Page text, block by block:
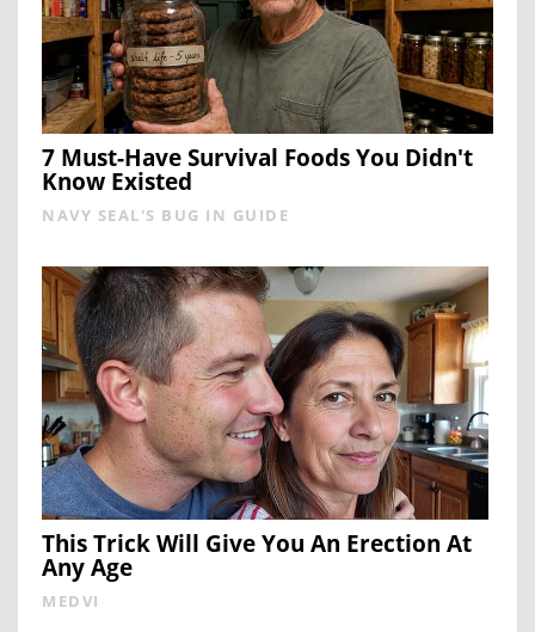
7 Must-Have Survival Foods You Didn't
Know Existed
NAVY SEAL'S BUG IN GUIDE
This Trick Will Give You An Erection At
Any Age
MEDVI